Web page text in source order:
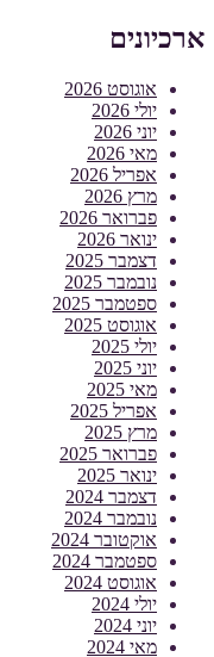
ארכיונים
אוגוסט 2026
יולי 2026
יוני 2026
מאי 2026
אפריל 2026
מרץ 2026
פברואר 2026
ינואר 2026
דצמבר 2025
נובמבר 2025
ספטמבר 2025
אוגוסט 2025
יולי 2025
יוני 2025
מאי 2025
אפריל 2025
מרץ 2025
פברואר 2025
ינואר 2025
דצמבר 2024
נובמבר 2024
אוקטובר 2024
ספטמבר 2024
אוגוסט 2024
יולי 2024
יוני 2024
מאי 2024